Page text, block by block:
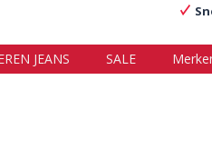
JEANS SALE